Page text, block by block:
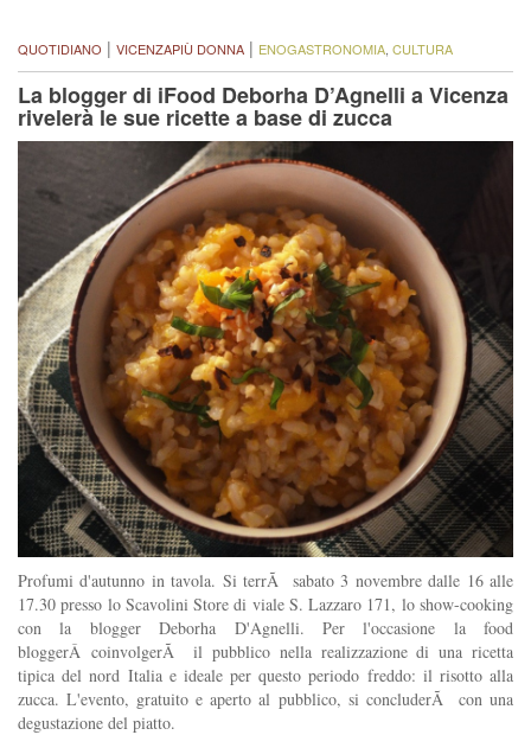
QUOTIDIANO | VICENZAPIÙ DONNA | ENOGASTRONOMIA CULTURA
La blogger di iFood Deborha D’Agnelli a Vicenza
rivelerà le sue ricette a base di zucca
Profumi d'autunno in tavola. Si terrÃ sabato 3 novembre dalle 16 alle
17.30 presso lo Scavolini Store di viale S. Lazzaro 171, lo show-cooking
con la blogger Deborha D'Agnelli. Per l'occasione la food
bloggerÂ coinvolgerÃ il pubblico nella realizzazione di una ricetta
tipica del nord Italia e ideale per questo periodo freddo: il risotto alla
zucca. L'evento, gratuito e aperto al pubblico, si concluderÃ con una
degustazione del piatto.